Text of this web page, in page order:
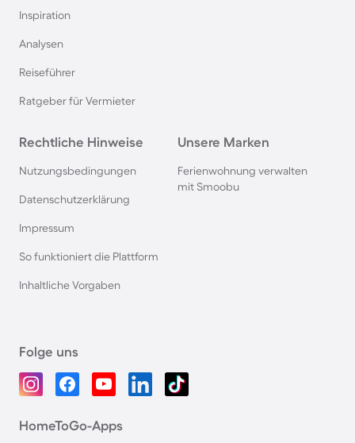
Inspiration
Analysen
Reiseführer
Ratgeber für Vermieter
Rechtliche Hinweise
Nutzungsbedingungen
Datenschutzerklärung
Impressum
So funktioniert die Plattform
Inhaltliche Vorgaben
Unsere Marken
Ferienwohnung verwalten
mit Smoobu
Folge uns
HomeToGo-Apps